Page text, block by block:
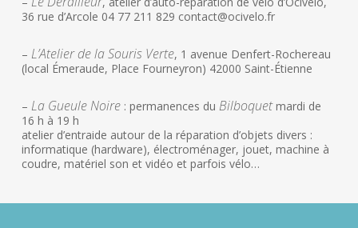
36 rue d’Arcole 04 77 211 829 contact@ocivelo.fr
– L’Atelier de la Souris Verte, 1 avenue Denfert-Rochereau
(local Émeraude, Place Fourneyron) 42000 Saint-Étienne
– La Gueule Noire: permanences du Bilboquetmardi de
16 h à 19 h
atelier d’entraide autour de la réparation d’objets divers :
informatique (hardware), électroménager, jouet, machine à
coudre, matériel son et vidéo et parfois vélo…